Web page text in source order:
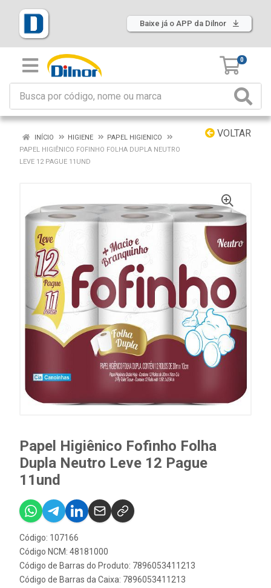
Baixe já o APP da Dilnor
0
VOLTAR
INÍCIO HIGIENE
PAPEL HIGIENICO
PAPEL HIGIÊNICO FOFINHO FOLHA DUPLA NEUTRO
LEVE 12 PAGUE 11UND
Papel Higiênico Fofinho Folha
Dupla Neutro Leve 12 Pague
11und
Código: 107166
Código NCM: 48181000
Código de Barras do Produto: 7896053411213
Código de Barras da Caixa: 7896053411213